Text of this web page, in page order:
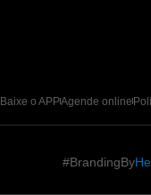
Baixe o APPAgende online
#BrandingBy